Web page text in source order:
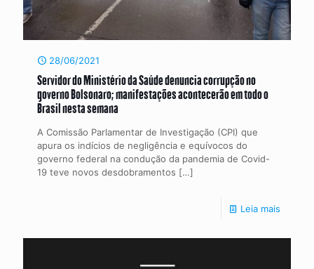
28/06/2021
Servidor do Ministério da Saúde denuncia corrupção no
governo Bolsonaro; manifestações acontecerão em todo o
Brasil nesta semana
A Comissão Parlamentar de Investigação (CPI) que
apura os indícios de negligência e equívocos do
governo federal na condução da pandemia de Covid-
19 teve novos desdobramentos […]
Leia mais